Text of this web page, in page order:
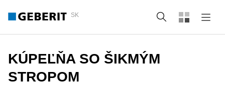
SK Vyhľadať
KÚPEĽŇA SO ŠIKMÝM
STROPOM